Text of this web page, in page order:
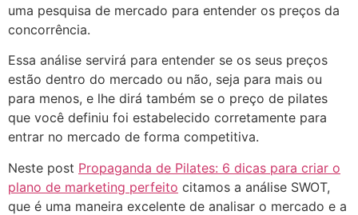
uma pesquisa de mercado para entender os preços da
concorrência.
Essa análise servirá para entender se os seus preços
estão dentro do mercado ou não, seja para mais ou
para menos, e lhe dirá também se o preço de pilates
que você definiu foi estabelecido corretamente para
entrar no mercado de forma competitiva.
Neste post Propaganda de Pilates: 6 dicas para criar o
plano de marketing perfeito citamos a análise SWOT,
que é uma maneira excelente de analisar o mercado e a